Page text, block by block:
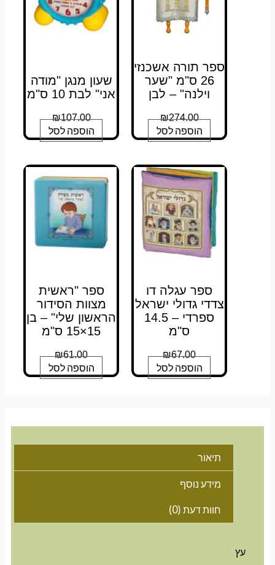
ספר תורה אשכנזי
26 ס"מ "שער
וילנה" – לבן
₪274.00
הוספה לסל
שעון מנגן "מודה
אני" לבת 10 ס"מ
₪107.00
הוספה לסל
ספר עגלה דו
צדדי גדולי ישראל
ספרדי – 14.5
₪67.00
הוספה לסל
ספר "ראשית
מצוות הסידור
הראשון שלי" – בן
₪61.00
הוספה לסל
מידע נוסף
חוות דעת (0)